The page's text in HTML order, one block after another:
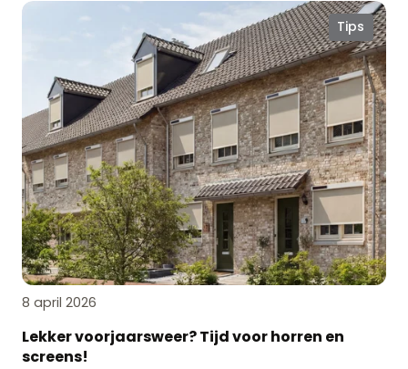
Tips
8 april 2026
Lekker voorjaarsweer? Tijd voor horren en
screens!
Lekker
voor
horren
en
screens!